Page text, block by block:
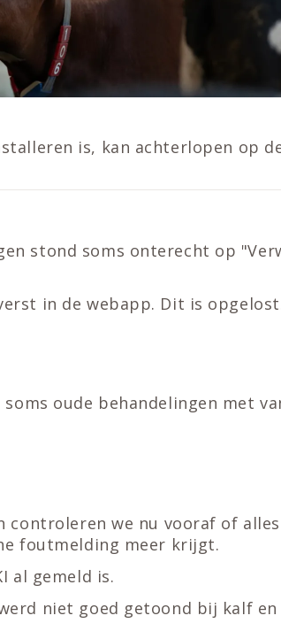
is, kan achterlopen op
stond soms onterecht op
in de webapp. Dit is
oude behandelingen met
controleren we nu vooraf of
foutmelding meer krijgt.
al gemeld is.
niet goed getoond bij kalf en